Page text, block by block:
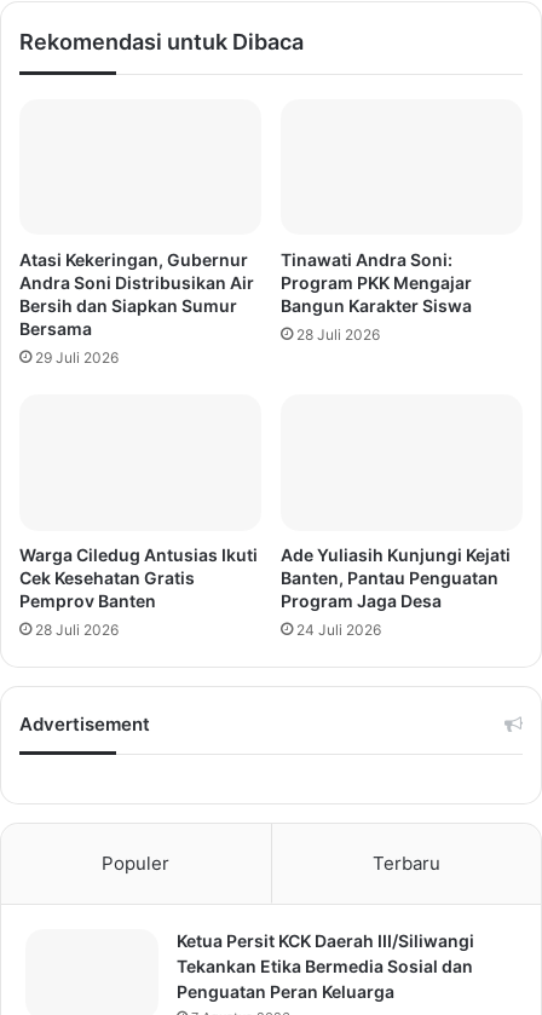
Rekomendasi untuk Dibaca
Atasi Kekeringan, Gubernur
Andra Soni Distribusikan Air
Bersih dan Siapkan Sumur
Bersama
29 Juli 2026
Tinawati Andra Soni:
Program PKK Mengajar
Bangun Karakter Siswa
28 Juli 2026
Warga Ciledug Antusias Ikuti
Cek Kesehatan Gratis
Pemprov Banten
28 Juli 2026
Ade Yuliasih Kunjungi Kejati
Banten, Pantau Penguatan
Program Jaga Desa
24 Juli 2026
Advertisement
Populer Terbaru
Ketua Persit KCK Daerah III/Siliwangi
Tekankan Etika Bermedia Sosial dan
Penguatan Peran Keluarga